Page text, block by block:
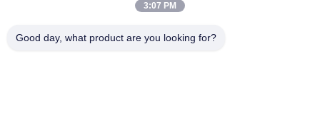
ই-মেইল
sunny.xu@woolsche.com
3:07 PM
Good day, what product are you looking for?